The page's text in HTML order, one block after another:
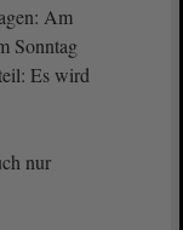
Am
Sonntag
Es wird
nur